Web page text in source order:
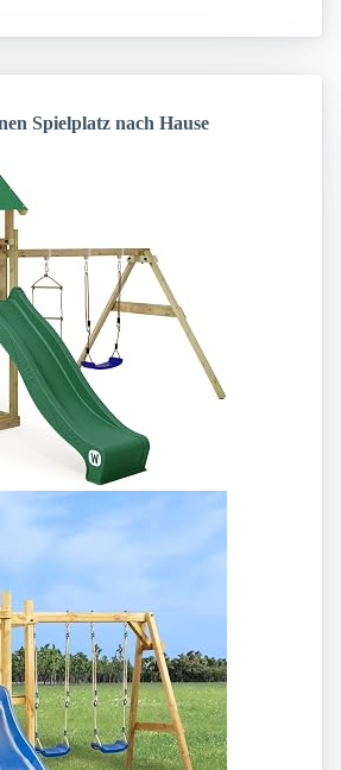
Spielplatz nach Hause